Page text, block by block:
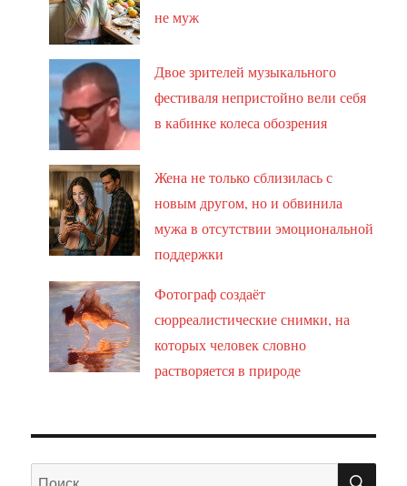
не муж
Двое зрителей музыкального
фестиваля непристойно вели себя
в кабинке колеса обозрения
Жена не только сблизилась с
новым другом, но и обвинила
мужа в отсутствии эмоциональной
поддержки
Фотограф создаёт
сюрреалистические снимки, на
которых человек словно
растворяется в природе
Искать: